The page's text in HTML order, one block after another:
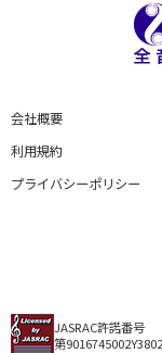
会社概要
利用規約
プライバシーポリシー
JASRAC許諾番号
第